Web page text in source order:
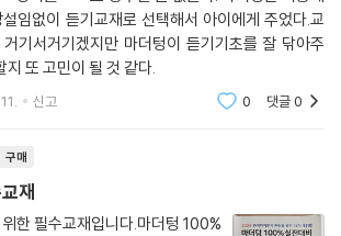
임없이 듣기교재로 선택해서 아이에게 주었다.교
기서거기겠지만 마더텅이 듣기기초를 잘 닦아주
지 또 고민이 될 것 같다.
신고 0 댓글0
구매
재
한 필수교재입니다.마더텅 100%